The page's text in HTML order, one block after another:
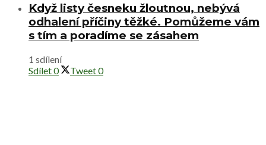
Když listy česneku žloutnou, nebývá
odhalení příčiny těžké. Pomůžeme vám
s tím a poradíme se zásahem
1 sdílení
Sdílet0 Tweet0